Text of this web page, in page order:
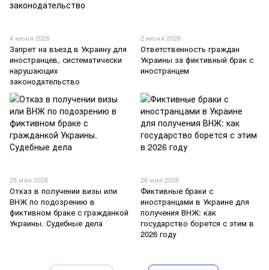
4 июня 2026
Запрет на въезд в Украину для
иностранцев, систематически
нарушающих
законодательство
2 июня 2026
Ответственность граждан
Украины за фиктивный брак с
иностранцем
28 мая 2026
Отказ в получении визы или
ВНЖ по подозрению в
фиктивном браке с гражданкой
Украины. Судебные дела
26 мая 2026
Фиктивные браки с
иностранцами в Украине для
получения ВНЖ: как
государство борется с этим в
2026 году